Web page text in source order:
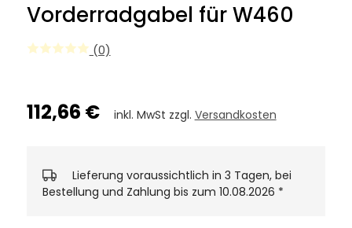
Vorderradgabel für W460
(0)
112,66 € inkl. MwSt zzgl. Versandkosten
Lieferung voraussichtlich in 3 Tagen, bei
Bestellung und Zahlung bis zum 10.08.2026 *